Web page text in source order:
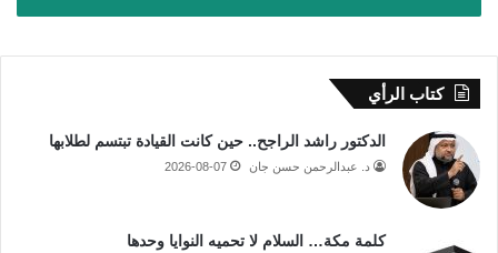
كتاب الرأي
الدكتور راشد الراجح.. حين كانت القيادة تبتسم لطلابها
د. عبدالرحمن حسن جان 2026-08-07
كلمة مكة… السلام لا تحميه النوايا وحدها